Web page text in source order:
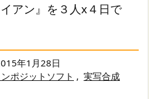
アン』を３人x４日で
年1月28日
ンポジットソフト , 実写合成